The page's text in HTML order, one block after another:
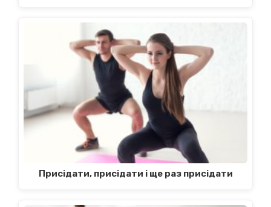
Присідати, присідати і ще раз присідати